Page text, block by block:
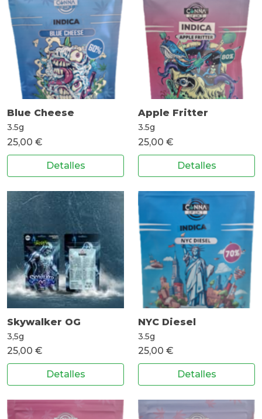
Blue Cheese
3.5g
25,00 €
Detalles
Apple Fritter
3.5g
25,00 €
Detalles
Skywalker OG
3,5g
25,00 €
Detalles
NYC Diesel
3.5g
25,00 €
Detalles